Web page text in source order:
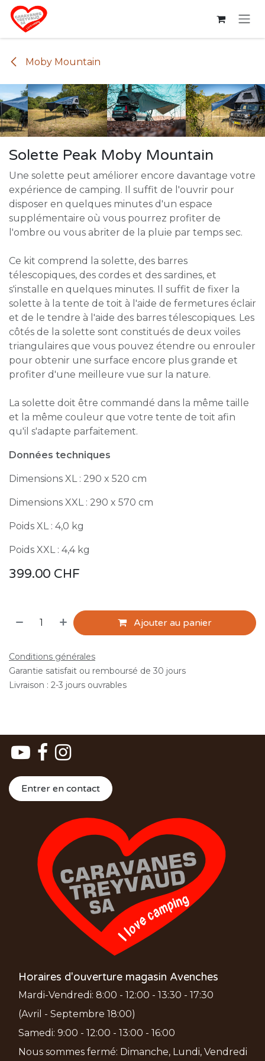
Se rendre au contenu
Moby Mountain
Solette Peak Moby Mountain
Une solette peut améliorer encore davantage votre
expérience de camping. Il suffit de l'ouvrir pour
disposer en quelques minutes d'un espace
supplémentaire où vous pourrez profiter de
l'ombre ou vous abriter de la pluie par temps sec.
Ce kit comprend la solette, des barres
télescopiques, des cordes et des sardines, et
s'installe en quelques minutes. Il suffit de fixer la
solette à la tente de toit à l'aide de fermetures éclair
et de le tendre à l'aide des barres télescopiques. Les
côtés de la solette sont constitués de deux voiles
triangulaires que vous pouvez étendre ou enrouler
pour obtenir une surface encore plus grande et
profiter d'une meilleure vue sur la nature.
La solette doit être commandé dans la même taille
et la même couleur que votre tente de toit afin
qu'il s'adapte parfaitement.
Données techniques
Dimensions XL : 290 x 520 cm
Dimensions XXL : 290 x 570 cm
Poids XL : 4,0 kg
Poids XXL : 4,4 kg
399.00 CHF
Ajouter au panier
Conditions générales
Garantie satisfait ou remboursé de 30 jours
Livraison : 2-3 jours ouvrables
Entrer en contact
Horaires d'ouverture magasin Avenches
Mardi-Vendredi: 8:00 - 12:00 - 13:30 - 17:30
(Avril - Septembre 18:00)
Samedi: 9:00 - 12:00 - 13:00 - 16:00
Nous sommes fermé: Dimanche, Lundi, Vendredi